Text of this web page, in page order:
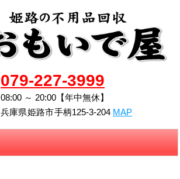
079-227-3999
08:00 ～ 20:00【年中無休】
兵庫県姫路市手柄125-3-204 MAP